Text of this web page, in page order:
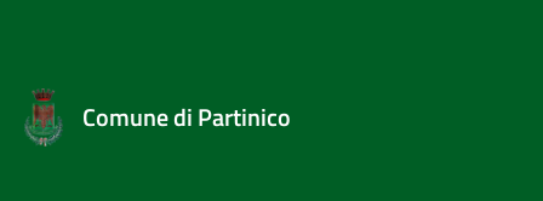
Comune di Partinico